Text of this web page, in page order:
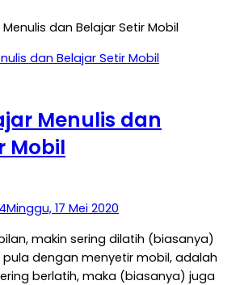
dan Belajar Setir Mobil
Menulis dan
Mobil
Minggu, 17 Mei 2020
makin sering dilatih (biasanya)
pula dengan menyetir mobil, adalah
berlatih, maka (biasanya) juga